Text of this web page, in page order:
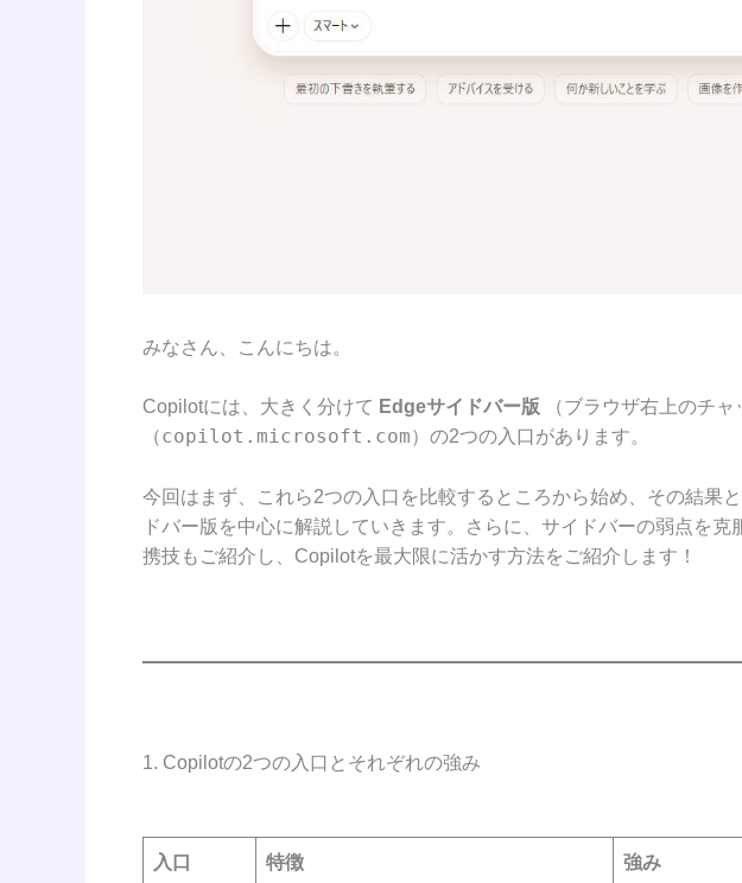
みなさん、こんにちは。
Copilotには、大きく分けて Edgeサイドバー版 （ブラウザ右上のチャ
（copilot.microsoft.com）の2つの入口があります。
今回はまず、これら2つの入口を比較するところから始め、その結果
ドバー版を中心に解説していきます。さらに、サイドバーの弱点を
携技もご紹介し、Copilotを最大限に活かす方法をご紹介します！
1. Copilotの2つの入口とそれぞれの強み
入口 特徴 強み